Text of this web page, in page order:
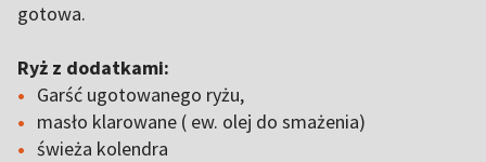
gotowa.
Ryż z dodatkami:
Garść ugotowanego ryżu,
masło klarowane ( ew. olej do smażenia)
świeża kolendra